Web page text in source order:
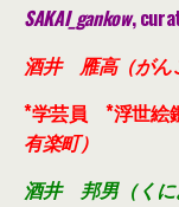
SAKAI_gankow,
酒井 雁高（がん
*学芸員 *浮世絵
有楽町）
酒井 邦男（